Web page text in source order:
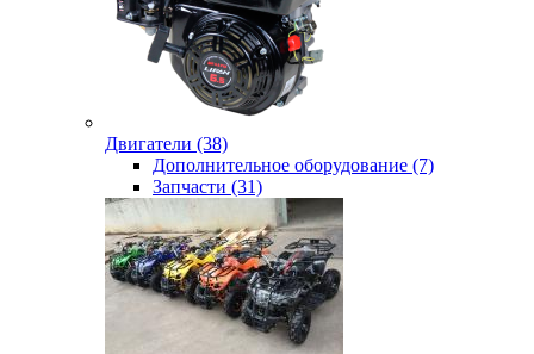
Двигатели (38)
Дополнительное оборудование (7)
Запчасти (31)